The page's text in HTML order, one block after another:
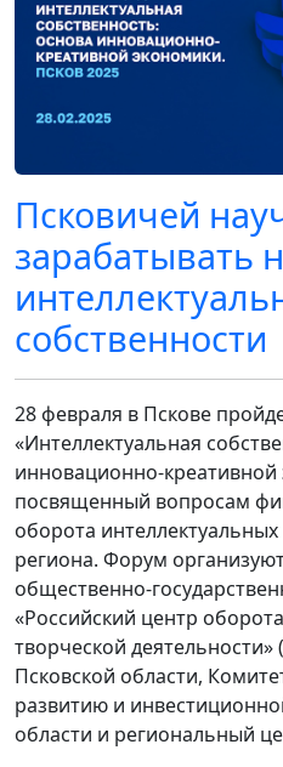
Псковичей
зарабатывать
собственности
28 февраля в Пскове
«Интеллектуальная
инновационно-креативной
посвященный вопросам
оборота
региона. Форум
общественно-
«Российский центр
творческой
Псковской области,
развитию и
области и региональный